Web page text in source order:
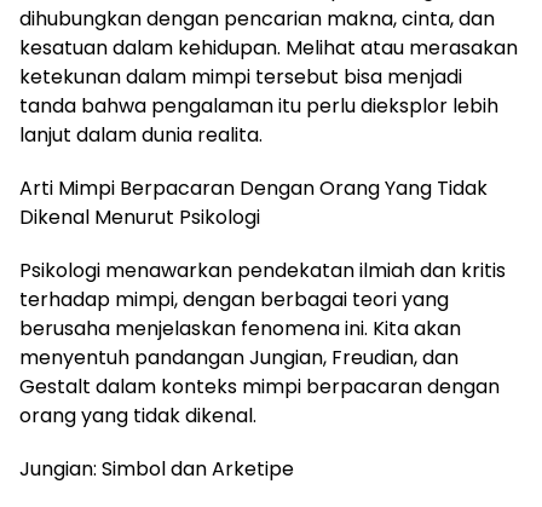
dihubungkan dengan pencarian makna, cinta, dan
kesatuan dalam kehidupan. Melihat atau merasakan
ketekunan dalam mimpi tersebut bisa menjadi
tanda bahwa pengalaman itu perlu dieksplor lebih
lanjut dalam dunia realita.
Arti Mimpi Berpacaran Dengan Orang Yang Tidak
Dikenal Menurut Psikologi
Psikologi menawarkan pendekatan ilmiah dan kritis
terhadap mimpi, dengan berbagai teori yang
berusaha menjelaskan fenomena ini. Kita akan
menyentuh pandangan Jungian, Freudian, dan
Gestalt dalam konteks mimpi berpacaran dengan
orang yang tidak dikenal.
Jungian: Simbol dan Arketipe